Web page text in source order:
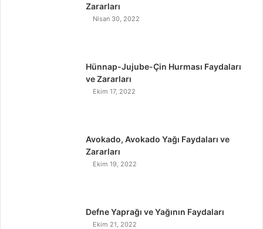
Zararları
Nisan 30, 2022
Hünnap-Jujube-Çin Hurması Faydaları
ve Zararları
Ekim 17, 2022
Avokado, Avokado Yağı Faydaları ve
Zararları
Ekim 19, 2022
Defne Yaprağı ve Yağının Faydaları
Ekim 21, 2022